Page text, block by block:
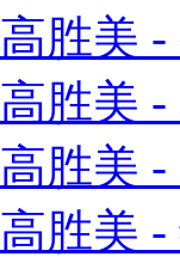
高胜美 -
高胜美 -
高胜美 -
高胜美 -